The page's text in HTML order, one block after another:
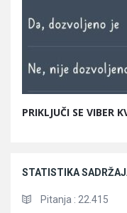
PRIKLJUČI SE VIBER
STATISTIKA
Pitanja : 22.415